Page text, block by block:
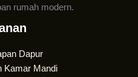
rumah modern.
Dapur
Kamar Mandi